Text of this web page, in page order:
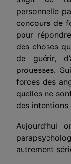
personnelle
concours de
pour
des choses
de guérir,
prouesses.
forces des
quelles ne
des inten­tions
Aujourd’hui
autrement